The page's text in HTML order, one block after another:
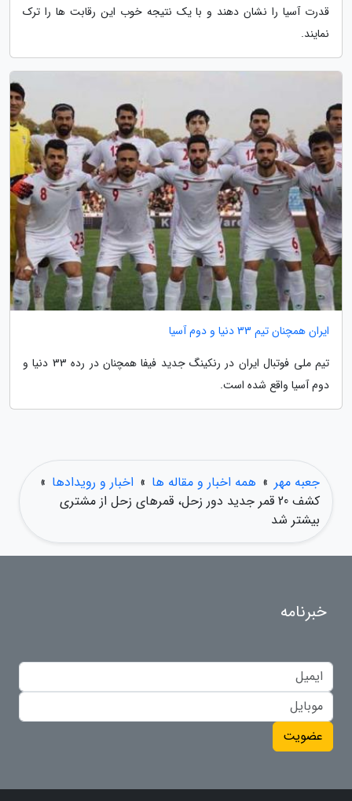
قدرت آسیا را نشان دهند و با یک نتیجه خوب این رقابت ها را ترک
نمایند.
ایران همچنان تیم 33 دنیا و دوم آسیا
تیم ملی فوتبال ایران در رنکینگ جدید فیفا همچنان در رده 33 دنیا و
دوم آسیا واقع شده است.
جعبه مهر » همه اخبار و مقاله ها » اخبار و رویدادها »
کشف 20 قمر جدید دور زحل، قمرهای زحل از مشتری
بیشتر شد
خبرنامه
عضویت